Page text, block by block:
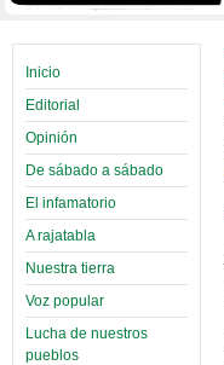
Inicio
Editorial
Opinión
De sábado a sábado
El infamatorio
A rajatabla
Nuestra tierra
Voz popular
Lucha de nuestros
pueblos